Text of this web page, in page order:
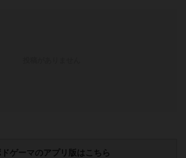
ドゲーマのアプリ版はこちら